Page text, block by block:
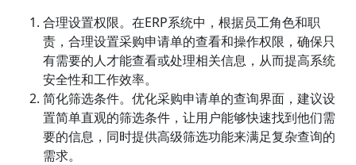
合理设置权限。在ERP系统中，根据员工角色和职
责，合理设置采购申请单的查看和操作权限，确保只
有需要的人才能查看或处理相关信息，从而提高系统
安全性和工作效率。
简化筛选条件。优化采购申请单的查询界面，建议设
置简单直观的筛选条件，让用户能够快速找到他们需
要的信息，同时提供高级筛选功能来满足复杂查询的
需求。